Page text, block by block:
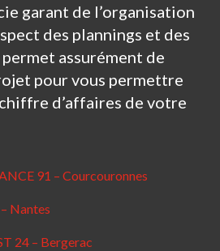
garant de l’organisation
des plannings et des
assurément de
pour vous permettre
d’affaires de votre
91 – Courcouronnes
Nantes
24 – Bergerac